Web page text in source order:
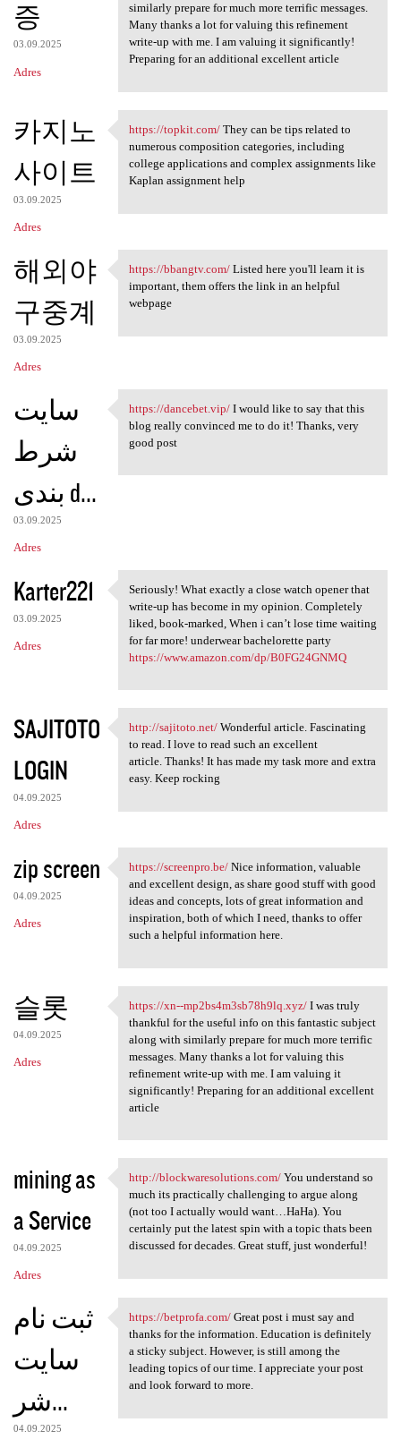
증
03.09.2025
Adres
similarly prepare for much more terrific messages.
Many thanks a lot for valuing this refinement
write-up with me. I am valuing it significantly!
Preparing for an additional excellent article
카지노
사이트
03.09.2025
Adres
https://topkit.com/ They can
https://topkit.com/They can be tips related to
numerous composition categories, including
college applications and complex assignments like
Kaplan assignment help
해외야
구중계
03.09.2025
Adres
https://bbangtv.com/ Listed
https://bbangtv.com/Listed here you'll learn it is
important, them offers the link in an helpful
webpage
سایت
شرط
بندی d...
03.09.2025
Adres
https://dancebet.vip/ I would
https://dancebet.vip/I would like to say that this
blog really convinced me to do it! Thanks, very
good post
Karter221
03.09.2025
Adres
Seriously! What exactly a
Seriously! What exactly a close watch opener that
write-up has become in my opinion. Completely
liked, book-marked, When i can’t lose time waiting
for far more! underwear bachelorette party
https://www.amazon.com/dp/B0FG24GNMQ
SAJITOTO
LOGIN
04.09.2025
Adres
http://sajitoto.net/
http://sajitoto.net/Wonderful article. Fascinating
to read. I love to read such an excellent
article. Thanks! It has made my task more and extra
easy. Keep rocking
zip screen
04.09.2025
Adres
https://screenpro.be/ Nice
https://screenpro.be/Nice information, valuable
and excellent design, as share good stuff with good
ideas and concepts, lots of great information and
inspiration, both of which I need, thanks to offer
such a helpful information here.
슬롯
04.09.2025
Adres
https://xn--mp2bs4m3sb78h9lq
https://xn--mp2bs4m3sb78h9lq.xyz/I was truly
thankful for the useful info on this fantastic subject
along with similarly prepare for much more terrific
messages. Many thanks a lot for valuing this
refinement write-up with me. I am valuing it
significantly! Preparing for an additional excellent
article
mining as
a Service
04.09.2025
Adres
http://blockwaresolutions.com
http://blockwaresolutions.com/You understand so
much its practically challenging to argue along
(not too I actually would want…HaHa). You
certainly put the latest spin with a topic thats been
discussed for decades. Great stuff, just wonderful!
ثبت نام
سایت
شر...
04.09.2025
https://betprofa.com/ Great
https://betprofa.com/Great post i must say and
thanks for the information. Education is definitely
a sticky subject. However, is still among the
leading topics of our time. I appreciate your post
and look forward to more.